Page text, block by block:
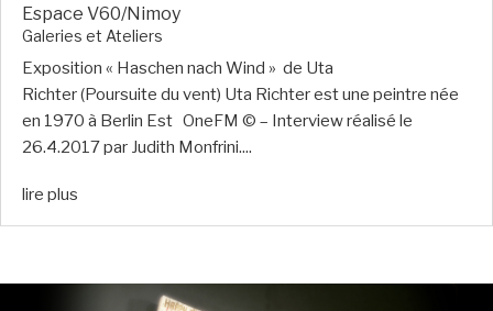
Espace V60/Nimoy
Galeries et Ateliers
Exposition « Haschen nach Wind » de Uta
Richter (Poursuite du vent) Uta Richter est une peintre née
en 1970 à Berlin Est OneFM © – Interview réalisé le
26.4.2017 par Judith Monfrini....
lire plus